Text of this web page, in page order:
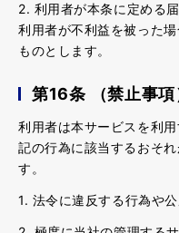
2. 利用者が本条に定める
利用者が不利益を被った
ものとします。
第16条 （禁止事項
利用者は本サービスを利
記の行為に該当するおそ
す。
1. 法令に違反する行為や